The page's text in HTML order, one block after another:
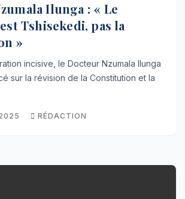
Ilunga : « Le
Tshisekedi, pas la
»
incisive, le Docteur Nzumala Ilunga
sur la révision de la Constitution et la
RÉDACTION